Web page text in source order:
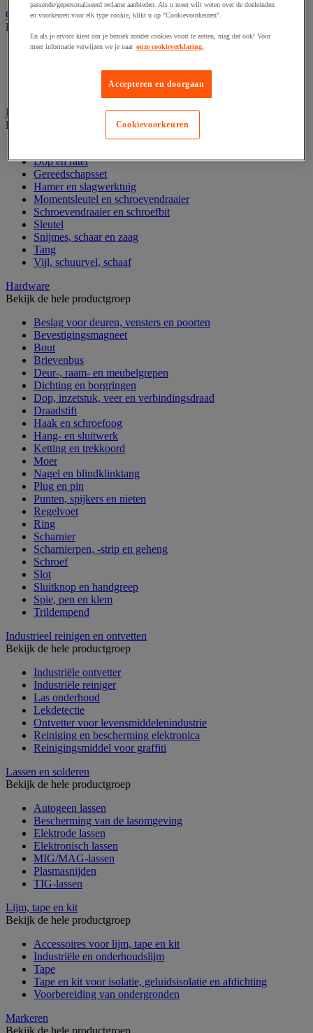
Gereedschap opbergen
Bekijk de hele productgroep
Assortimentsdoos en gereedschapkoffer
Verrijdbare werktafel
Handgereedschap
Bekijk de hele productgroep
Dop en ratel
Gereedschapsset
Hamer en slagwerktuig
Momentsleutel en schroevendraaier
Schroevendraaier en schroefbit
Sleutel
Snijmes, schaar en zaag
Tang
Vijl, schuurvel, schaaf
Hardware
Bekijk de hele productgroep
Beslag voor deuren, vensters en poorten
Bevestigingsmagneet
Bout
Brievenbus
Deur-, raam- en meubelgrepen
Dichting en borgringen
Dop, inzetstuk, veer en verbindingsdraad
Draadstift
Haak en schroefoog
Hang- en sluitwerk
Ketting en trekkoord
Moer
Nagel en blindklinktang
Plug en pin
Punten, spijkers en nieten
Regelvoet
Ring
Scharnier
Scharnierpen, -strip en geheng
Schroef
Slot
Sluitknop en handgreep
Spie, pen en klem
Trildempend
Industrieel reinigen en ontvetten
Bekijk de hele productgroep
Industriële ontvetter
Industriële reiniger
Las onderhoud
Lekdetectie
Ontvetter voor levensmiddelenindustrie
Reiniging en bescherming elektronica
Reinigingsmiddel voor graffiti
Lassen en solderen
Bekijk de hele productgroep
Autogeen lassen
Bescherming van de lasomgeving
Elektrode lassen
Elektronisch lassen
MIG/MAG-lassen
Plasmasnijden
TIG-lassen
Lijm, tape en kit
Bekijk de hele productgroep
Accessoires voor lijm, tape en kit
Industriële en onderhoudslijm
Tape
Tape en kit voor isolatie, geluidsisolatie en afdichting
Voorbereiding van ondergronden
Markeren
Bekijk de hele productgroep
passende/gepersonaliseerd reclame aanbieden. Als u meer wilt weten over de doeleinden
en voorkeuren voor elk type cookie, klikt u op "Cookievoorkeuren".
En als je ervoor kiest om je bezoek zonder cookies voort te zetten, mag dat ook! Voor
meer informatie verwijzen we je naar onze cookieverklaring.
Accepteren en doorgaan
Cookievoorkeuren